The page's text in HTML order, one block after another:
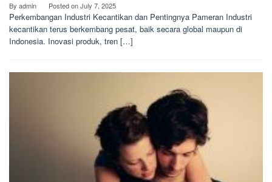
By admin Posted onJuly 7, 2025
Perkembangan Industri Kecantikan dan Pentingnya Pameran Industri
kecantikan terus berkembang pesat, baik secara global maupun di
Indonesia. Inovasi produk, tren […]